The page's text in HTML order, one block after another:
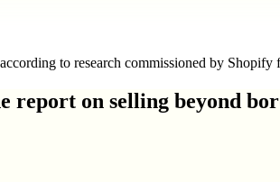
to research commissioned by Shopify
report on selling beyond